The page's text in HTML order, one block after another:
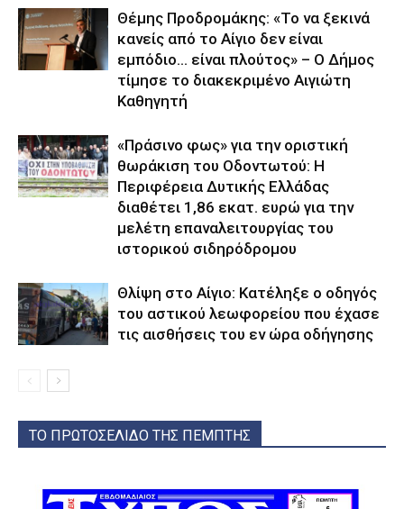
Θέμης Προδρομάκης: «Το να ξεκινά
κανείς από το Αίγιο δεν είναι
εμπόδιο… είναι πλούτος» – O Δήμος
τίμησε το διακεκριμένο Αιγιώτη
Καθηγητή
«Πράσινο φως» για την οριστική
θωράκιση του Οδοντωτού: Η
Περιφέρεια Δυτικής Ελλάδας
διαθέτει 1,86 εκατ. ευρώ για την
μελέτη επαναλειτουργίας του
ιστορικού σιδηρόδρομου
Θλίψη στο Αίγιο: Κατέληξε ο οδηγός
του αστικού λεωφορείου που έχασε
τις αισθήσεις του εν ώρα οδήγησης
ΤΟ ΠΡΩΤΟΣΕΛΙΔΟ ΤΗΣ ΠΕΜΠΤΗΣ